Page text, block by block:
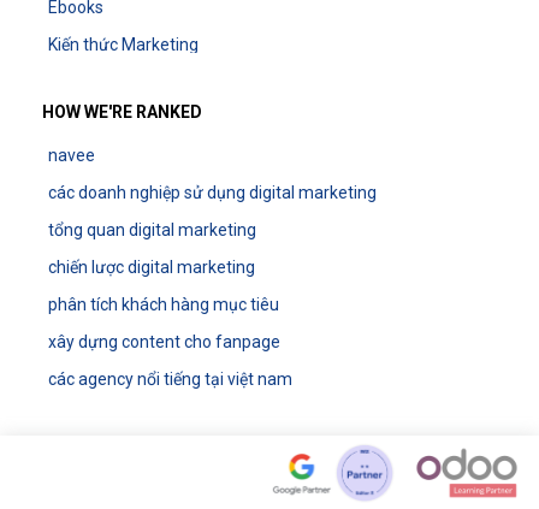
Ebooks
Kiến thức Marketing
HOW WE'RE RANKED
navee
các doanh nghiệp sử dụng digital marketing
tổng quan digital marketing
chiến lược digital marketing
phân tích khách hàng mục tiêu
xây dựng content cho fanpage
các agency nổi tiếng tại việt nam